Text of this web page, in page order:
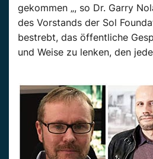
gekommen „, so Dr. Garry
des Vorstands der Sol
bestrebt, das öffentliche
und Weise zu lenken, den